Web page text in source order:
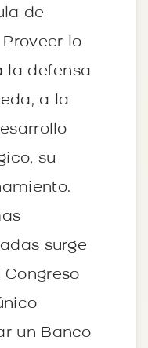
de
lo
la defensa
a la
su
surge
un Banco